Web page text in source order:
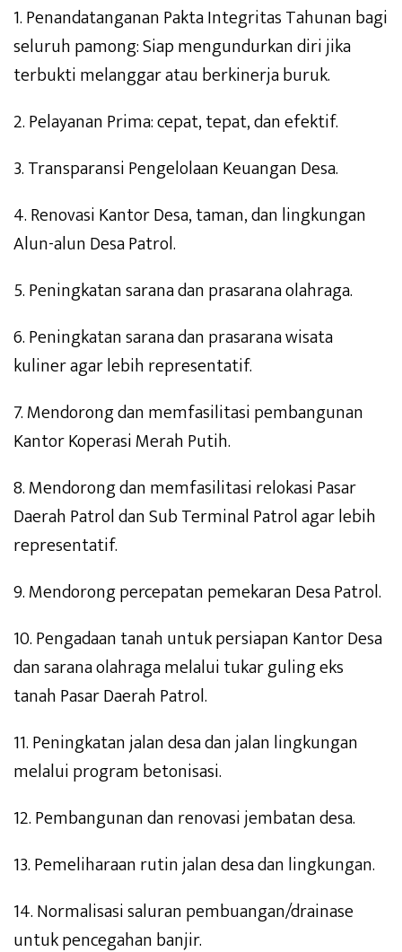
1. Penandatanganan Pakta Integritas Tahunan bagi
seluruh pamong: Siap mengundurkan diri jika
terbukti melanggar atau berkinerja buruk.
2. Pelayanan Prima: cepat, tepat, dan efektif.
3. Transparansi Pengelolaan Keuangan Desa.
4. Renovasi Kantor Desa, taman, dan lingkungan
Alun-alun Desa Patrol.
5. Peningkatan sarana dan prasarana olahraga.
6. Peningkatan sarana dan prasarana wisata
kuliner agar lebih representatif.
7. Mendorong dan memfasilitasi pembangunan
Kantor Koperasi Merah Putih.
8. Mendorong dan memfasilitasi relokasi Pasar
Daerah Patrol dan Sub Terminal Patrol agar lebih
representatif.
9. Mendorong percepatan pemekaran Desa Patrol.
10. Pengadaan tanah untuk persiapan Kantor Desa
dan sarana olahraga melalui tukar guling eks
tanah Pasar Daerah Patrol.
11. Peningkatan jalan desa dan jalan lingkungan
melalui program betonisasi.
12. Pembangunan dan renovasi jembatan desa.
13. Pemeliharaan rutin jalan desa dan lingkungan.
14. Normalisasi saluran pembuangan/drainase
untuk pencegahan banjir.